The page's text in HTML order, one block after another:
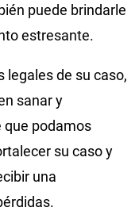
puede brindarle
estresante.
legales de su caso,
sanar y
que podamos
su caso y
una